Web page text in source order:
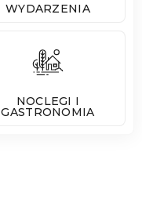
WYDARZENIA
NOCLEGI I
GASTRONOMIA